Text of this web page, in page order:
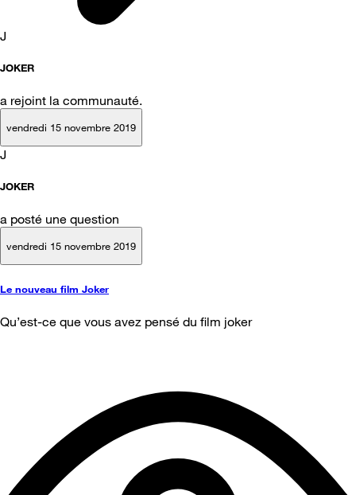
J
JOKER
a rejoint la communauté.
vendredi 15 novembre 2019
J
JOKER
a posté une question
vendredi 15 novembre 2019
Le nouveau film Joker
Qu’est-ce que vous avez pensé du film joker